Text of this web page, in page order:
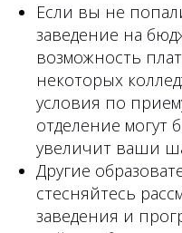
Если вы не
заведение на
возможность
некоторых
условия по
отделение могут
увеличит ваши
Другие
стесняйтесь
заведения и